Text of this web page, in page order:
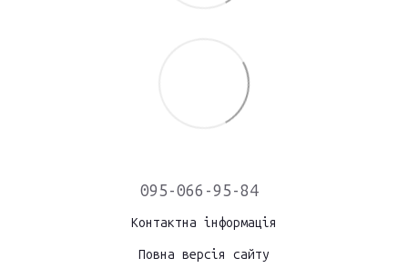
095-066-95-84
Контактна інформація
Повна версія сайту